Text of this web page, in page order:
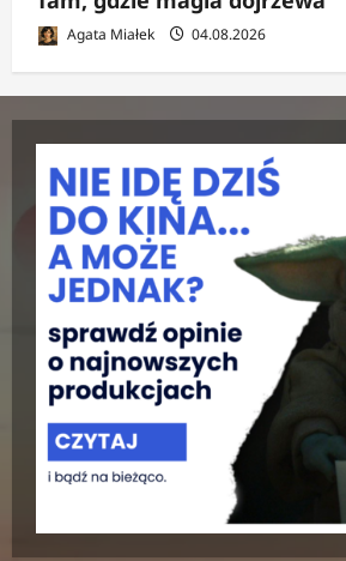
Agata Miałek 04.08.2026